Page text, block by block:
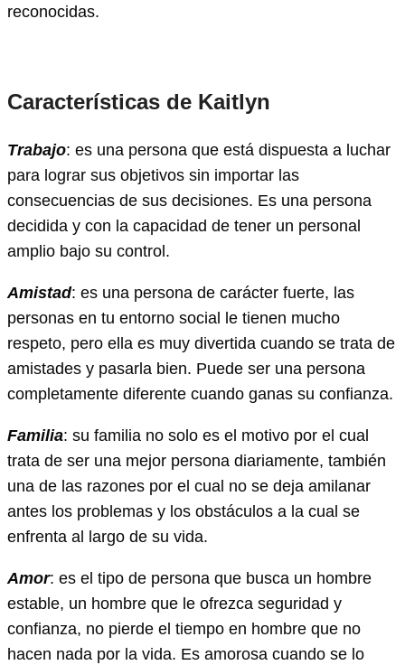
reconocidas.
Características de Kaitlyn
Trabajo: es una persona que está dispuesta a luchar
para lograr sus objetivos sin importar las
consecuencias de sus decisiones. Es una persona
decidida y con la capacidad de tener un personal
amplio bajo su control.
Amistad: es una persona de carácter fuerte, las
personas en tu entorno social le tienen mucho
respeto, pero ella es muy divertida cuando se trata de
amistades y pasarla bien. Puede ser una persona
completamente diferente cuando ganas su confianza.
Familia: su familia no solo es el motivo por el cual
trata de ser una mejor persona diariamente, también
una de las razones por el cual no se deja amilanar
antes los problemas y los obstáculos a la cual se
enfrenta al largo de su vida.
Amor: es el tipo de persona que busca un hombre
estable, un hombre que le ofrezca seguridad y
confianza, no pierde el tiempo en hombre que no
hacen nada por la vida. Es amorosa cuando se lo